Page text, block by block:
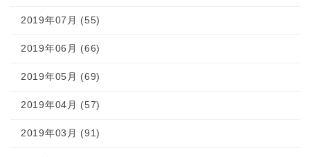
2019年07月 (55)
2019年06月 (66)
2019年05月 (69)
2019年04月 (57)
2019年03月 (91)